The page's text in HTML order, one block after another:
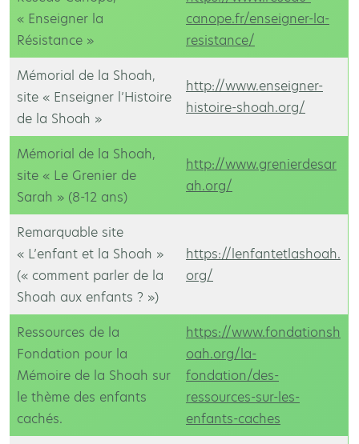
« Enseigner la
Résistance »
canope.fr/enseigner-la-
resistance/
Mémorial de la Shoah,
site « Enseigner l’Histoire
de la Shoah »
http://www.enseigner-
histoire-shoah.org/
Mémorial de la Shoah,
site « Le Grenier de
Sarah » (8-12 ans)
http://www.grenierdesar
ah.org/
Remarquable site
« L’enfant et la Shoah »
(« comment parler de la
Shoah aux enfants ? »)
https://lenfantetlashoah.
org/
Ressources de la
Fondation pour la
Mémoire de la Shoah sur
le thème des enfants
cachés.
https://www.fondationsh
oah.org/la-
fondation/des-
ressources-sur-les-
enfants-caches